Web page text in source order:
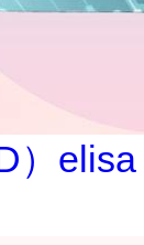
）elisa